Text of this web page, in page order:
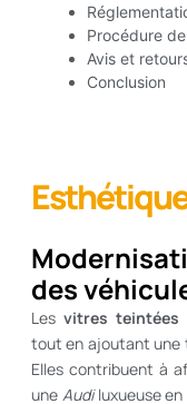
Procédure
Avis et
Conclusion
des
Les vitres teintées
tout en ajoutant une
Elles contribuent à
une Audiluxueuse en